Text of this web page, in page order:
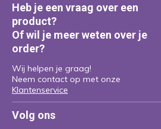
Heb je een vraag over een
product?
Of wil je meer weten over je
order?
Wij helpen je graag!
Neem contact op met onze
Klantenservice
Volg ons